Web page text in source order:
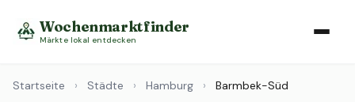
Wochenmarktfinder
Märkte lokal entdecken
Startseite › Städte › Hamburg › Barmbek-Süd